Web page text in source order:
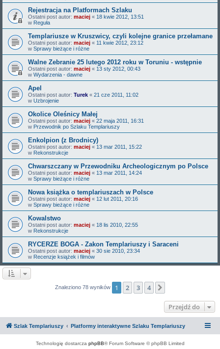
Rejestracja na Platformach Szlaku
Ostatni post autor: maciej « 18 kwie 2012, 13:51
w Reguła
Templariusze w Kruszwicy, czyli kolejne granice przełamane
Ostatni post autor: maciej « 11 kwie 2012, 23:12
w Sprawy bieżące i różne
Walne Zebranie 25 lutego 2012 roku w Toruniu - wstępnie
Ostatni post autor: maciej « 13 sty 2012, 00:43
w Wydarzenia - dawne
Apel
Ostatni post autor: Turek « 21 cze 2011, 11:02
w Uzbrojenie
Okolice Oleśnicy Małej
Ostatni post autor: maciej « 22 maja 2011, 16:31
w Przewodnik po Szlaku Templariuszy
Enkolpion (z Brodnicy)
Ostatni post autor: maciej « 13 mar 2011, 15:22
w Rekonstrukcje
Chwarszczany w Przewodniku Archeologicznym po Polsce
Ostatni post autor: maciej « 13 mar 2011, 14:24
w Sprawy bieżące i różne
Nowa książka o templariuszach w Polsce
Ostatni post autor: maciej « 12 lut 2011, 20:16
w Sprawy bieżące i różne
Kowalstwo
Ostatni post autor: maciej « 18 lis 2010, 22:55
w Rekonstrukcje
RYCERZE BOGA - Zakon Templariuszy i Saraceni
Ostatni post autor: maciej « 30 sie 2010, 23:34
w Recenzje książek i filmów
Znaleziono 78 wyników 1 2 3 4
Przejdź do
Szlak Templariuszy Platformy interaktywne Szlaku Templariuszy
Technologię dostarcza phpBB® Forum Software © phpBB Limited